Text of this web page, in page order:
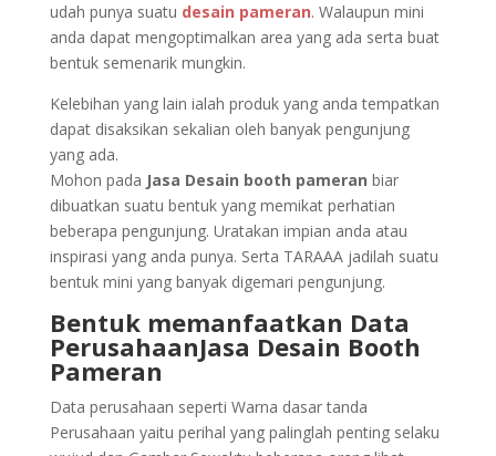
udah punya suatu desain pameran. Walaupun mini
anda dapat mengoptimalkan area yang ada serta buat
bentuk semenarik mungkin.
Kelebihan yang lain ialah produk yang anda tempatkan
dapat disaksikan sekalian oleh banyak pengunjung
yang ada.
Mohon pada Jasa Desain booth pameran biar
dibuatkan suatu bentuk yang memikat perhatian
beberapa pengunjung. Uratakan impian anda atau
inspirasi yang anda punya. Serta TARAAA jadilah suatu
bentuk mini yang banyak digemari pengunjung.
Bentuk memanfaatkan Data
PerusahaanJasa Desain Booth
Pameran
Data perusahaan seperti Warna dasar tanda
Perusahaan yaitu perihal yang palinglah penting selaku